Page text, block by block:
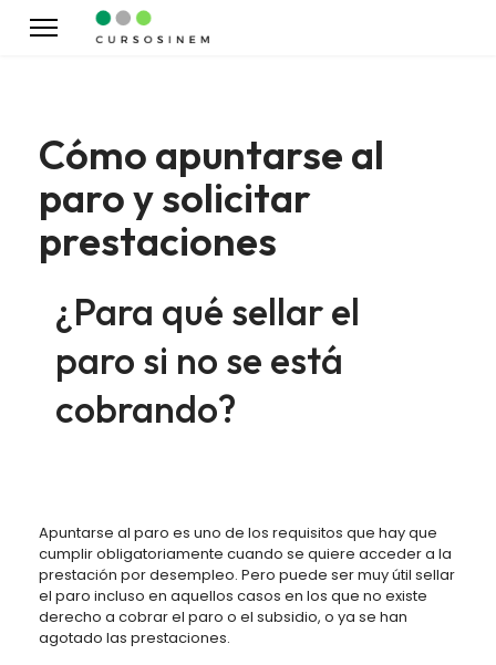
Cómo apuntarse al
paro y solicitar
prestaciones
¿Para qué sellar el
paro si no se está
cobrando?
Apuntarse al paro es uno de los requisitos que hay que
cumplir obligatoriamente cuando se quiere acceder a la
prestación por desempleo. Pero puede ser muy útil sellar
el paro incluso en aquellos casos en los que no existe
derecho a cobrar el paro o el subsidio, o ya se han
agotado las prestaciones.